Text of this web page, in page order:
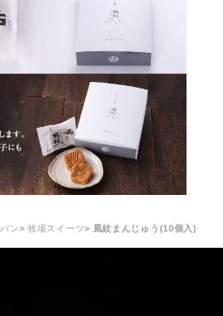
ン 牧場スイーツ 風紋まんじゅう(10個入)